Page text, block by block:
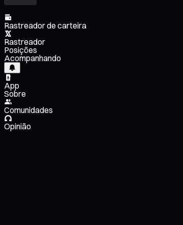
Rastreador de carteira
Rastreador
Posições
Acompanhando
App
Sobre
Comunidades
Opinião